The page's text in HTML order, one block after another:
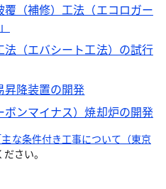
（補修）工法（エコロガー
（エバシート工法）の試行
昇降装置の開発
ンマイナス）焼却炉の開発
主な条件付き工事について（東京
さい。